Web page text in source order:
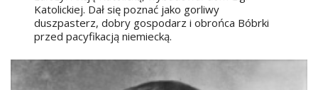
Katolickiej. Dał się poznać jako gorliwy
duszpasterz, dobry gospodarz i obrońca Bóbrki
przed pacyfikacją niemiecką.